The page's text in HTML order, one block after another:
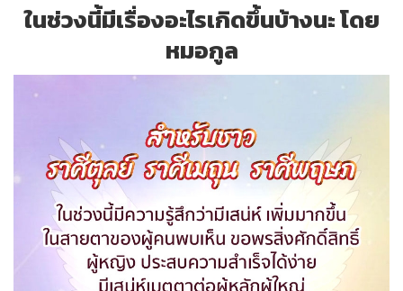
ในช่วงนี้มีเรื่องอะไรเกิดขึ้นบ้างนะ โดย
หมอกูล